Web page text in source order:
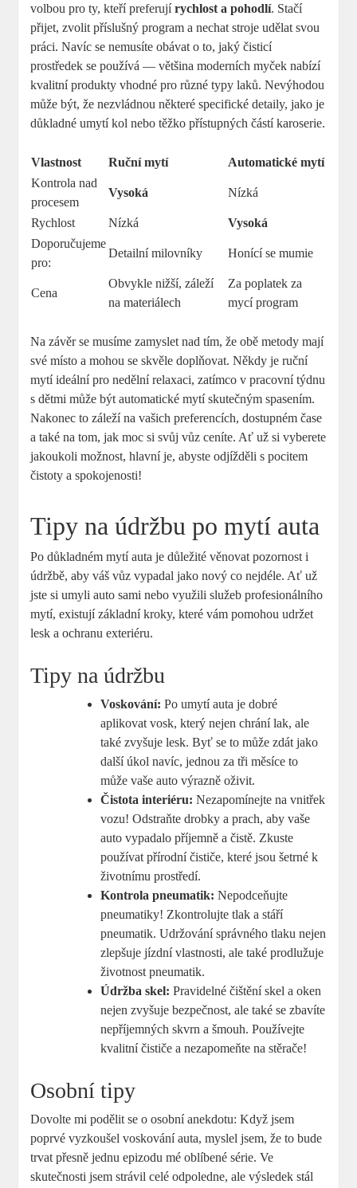
volbou pro ty, kteří preferujírychlost a pohodlí. Stačí
přijet, zvolit příslušný program a nechat stroje udělat svou
práci. Navíc se nemusíte obávat o to, jaký čisticí
prostředek se používá — většina moderních myček nabízí
kvalitní produkty vhodné pro různé typy laků. Nevýhodou
může být, že nezvládnou některé specifické detaily, jako je
důkladné umytí kol nebo těžko přístupných částí karoserie.
Vlastnost Ruční mytí
Automatické mytí
Kontrola nad
procesem
Vysoká Nízká
Rychlost Nízká
Vysoká
Doporučujeme
pro:
Detailní milovníky Honící se mumie
Cena
Obvykle nižší, záleží
na materiálech
Za poplatek za
mycí program
Na závěr se musíme zamyslet nad tím, že obě metody mají
své místo a mohou se skvěle doplňovat. Někdy je ruční
mytí ideální pro nedělní relaxaci, zatímco v pracovní týdnu
s dětmi může být automatické mytí skutečným spasením.
Nakonec to záleží na vašich preferencích, dostupném čase
a také na tom, jak moc si svůj vůz ceníte. Ať už si vyberete
jakoukoli možnost, hlavní je, abyste odjížděli s pocitem
čistoty a spokojenosti!
Tipy na údržbu po mytí auta
Po důkladném mytí auta je důležité věnovat pozornost i
údržbě, aby váš vůz vypadal jako nový co nejdéle. Ať už
jste si umyli auto sami nebo využili služeb profesionálního
mytí, existují základní kroky, které vám pomohou udržet
lesk a ochranu exteriéru.
Tipy na údržbu
Voskování: Po umytí auta je dobré
aplikovat vosk, který nejen chrání lak, ale
také zvyšuje lesk. Byť se to může zdát jako
další úkol navíc, jednou za tři měsíce to
může vaše auto výrazně oživit.
Čistota interiéru: Nezapomínejte na vnitřek
vozu! Odstraňte drobky a prach, aby vaše
auto vypadalo příjemně a čistě. Zkuste
používat přírodní čističe, které jsou šetrné k
životnímu prostředí.
Kontrola pneumatik: Nepodceňujte
pneumatiky! Zkontrolujte tlak a stáří
pneumatik. Udržování správného tlaku nejen
zlepšuje jízdní vlastnosti, ale také prodlužuje
životnost pneumatik.
Údržba skel: Pravidelné čištění skel a oken
nejen zvyšuje bezpečnost, ale také se zbavíte
nepříjemných skvrn a šmouh. Používejte
kvalitní čističe a nezapomeňte na stěrače!
Osobní tipy
Dovolte mi podělit se o osobní anekdotu: Když jsem
poprvé vyzkoušel voskování auta, myslel jsem, že to bude
trvat přesně jednu epizodu mé oblíbené série. Ve
skutečnosti jsem strávil celé odpoledne, ale výsledek stál